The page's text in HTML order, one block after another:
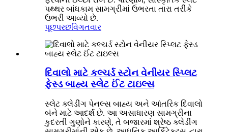
પથ્થર બાંધકામ સામગ્રીમાં ઉભરતા તારા તરીકે
ઉભરી આવ્યો છે.
પૂછપરછવિગતવાર
દિવાલો માટે કલ્ચર્ડ સ્ટોન વેનીયર સ્પ્લિટ
ફેસ્ડ બાહ્ય સ્લેટ ઈંટ ટાઇલ્સ
સ્લેટ ક્લેડીંગ પેનલ્સ બાહ્ય અને આંતરિક દિવાલો
બંને માટે આદર્શ છે. આ અસાધારણ સામગ્રીના
કુદરતી ગુણોને કારણે, તે બજારમાં શ્રેષ્ઠ ક્લેડીંગ